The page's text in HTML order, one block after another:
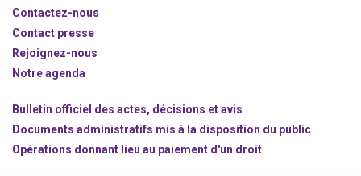
Contactez-nous
Contact presse
Rejoignez-nous
Notre agenda
Bulletin officiel des actes, décisions et avis
Documents administratifs mis à la disposition du public
Opérations donnant lieu au paiement d'un droit